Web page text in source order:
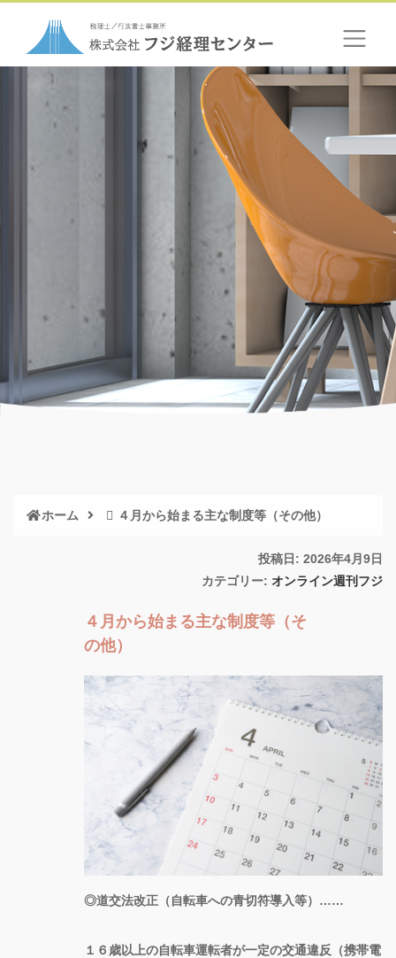
ホーム ４月から始まる主な制度等（その他）
投稿日: 2026年4月9日
カテゴリー: オンライン週刊フジ
４月から始まる主な制度等（そ
の他）
◎道交法改正（自転車への青切符導入等）……
１６歳以上の自転車運転者が一定の交通違反（携帯電